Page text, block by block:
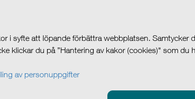
i syfte att löpande förbättra webbplatsen. Samtycker
klickar du på ”Hantering av kakor (cookies)" som du
av personuppgifter